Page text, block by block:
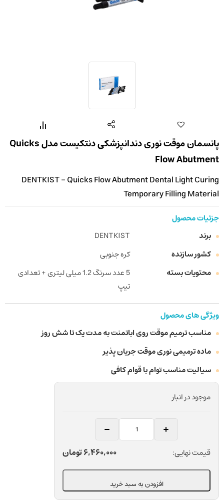
پانسمان موقت نوری دندانپزشکی دنتکیست مدل Quicks
Flow Abutment
DENTKIST - Quicks Flow Abutment Dental Light Curing
Temporary Filling Material
جزئیات محصول
برند
DENTKIST
کشور سازنده
کره جنوبی
محتویات بسته
5 عدد سرنگ 1.2 میلی لیتری + تعدادی
تیپ
ویژگی های محصول
مناسب ترمیم موقت روی اباتمنت به مدت یک تا شش روز
ماده ترمیمی نوری موقت جریان پذیر
سیالیت مناسب توام با قوام کافی
موجود در انبار
پانسمان
موقت
مدل
قیمت نهایی: 6,460,000تومان
افزودن به سبد خرید